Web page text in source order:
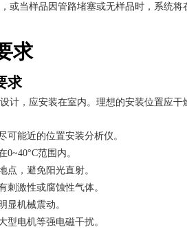
或当样品因管路堵塞或无样品时，系统
求
求
计，应安装在室内。理想的安装位置应
可能近的位置安装分析仪。
0~40°C范围内。
点，避免阳光直射。
刺激性或腐蚀性气体。
显机械震动。
型电机等强电磁干扰。